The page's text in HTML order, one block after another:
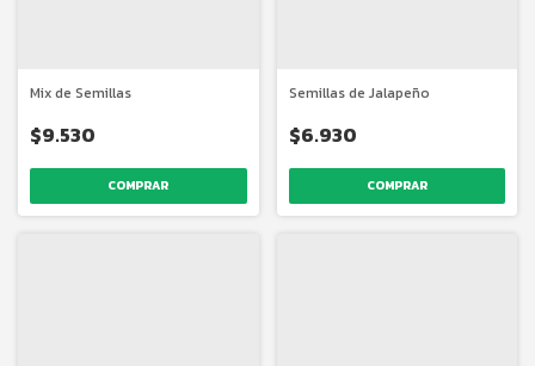
Mix de Semillas
$9.530
COMPRAR
Semillas de Jalapeño
$6.930
COMPRAR